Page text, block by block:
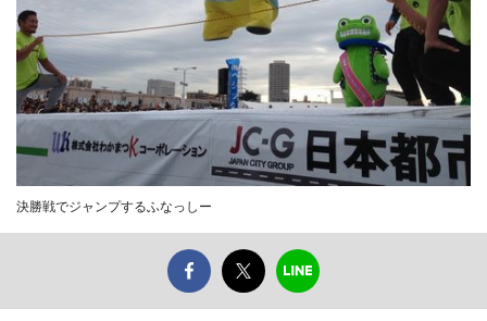
決勝戦でジャンプするふなっしー